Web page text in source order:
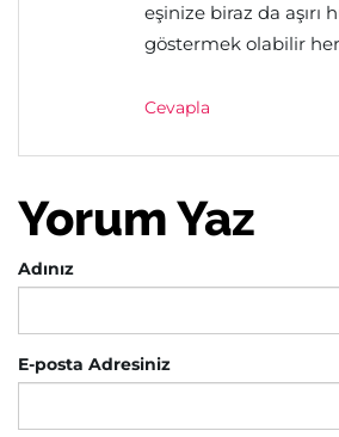
eşinize biraz da aşırı
göstermek olabilir
Cevapla
Yorum Yaz
Adınız
E-posta Adresiniz